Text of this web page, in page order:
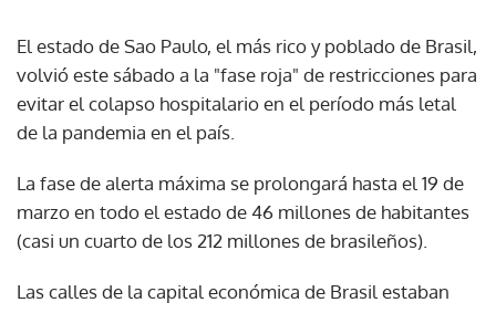
El estado de Sao Paulo, el más rico y poblado de Brasil,
volvió este sábado a la "fase roja" de restricciones para
evitar el colapso hospitalario en el período más letal
de la pandemia en el país.
La fase de alerta máxima se prolongará hasta el 19 de
marzo en todo el estado de 46 millones de habitantes
(casi un cuarto de los 212 millones de brasileños).
Las calles de la capital económica de Brasil estaban